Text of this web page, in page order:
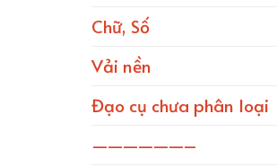
Chữ, Số
Vải nền
Đạo cụ chưa phân loại
——————–